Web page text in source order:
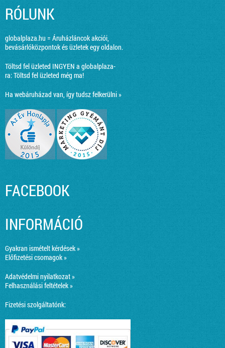
RÓLUNK
globalplaza.hu = Áruházláncok akciói,
bevásárlóközpontok és üzletek egy oldalon.
Töltsd fel üzleted INGYEN a globalplaza-
ra:Töltsd fel üzleted még ma!
Ha webáruházad van, így tudsz felkerülni »
FACEBOOK
INFORMÁCIÓ
Gyakran ismételt kérdések »
Előfizetési csomagok »
Adatvédelmi nyilatkozat »
Felhasználási feltételek »
Fizetési szolgáltatónk: